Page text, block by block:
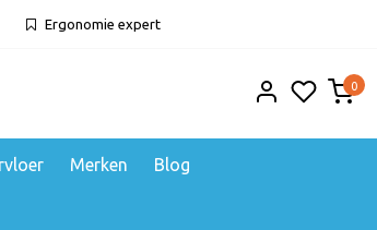
Ergonomie expert
0
Merken Blog